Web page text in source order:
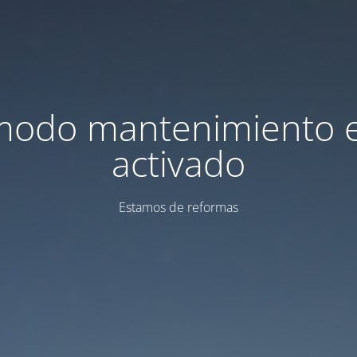
mantenimiento
activado
Estamos de reformas